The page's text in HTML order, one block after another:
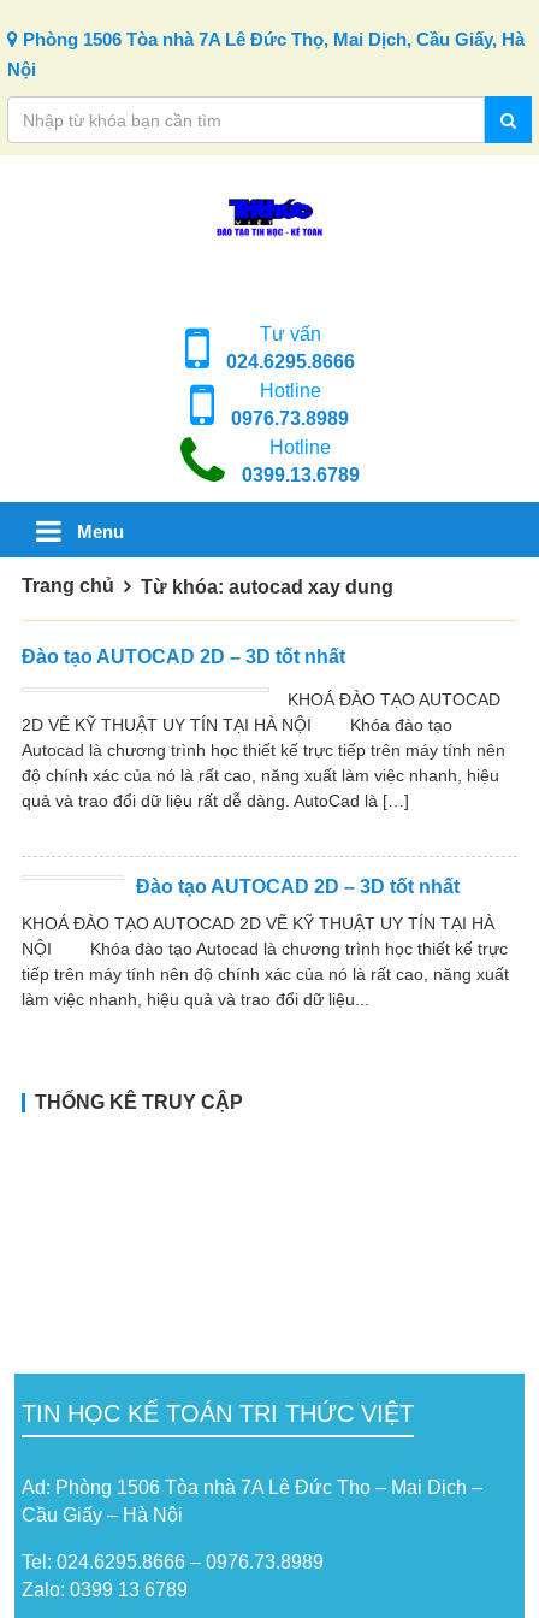
Phòng 1506 Tòa nhà 7A Lê Đức Thọ, Mai Dịch, Cầu Giấy, Hà
Nội
Tư vấn
024.6295.8666
Hotline
0976.73.8989
Hotline
0399.13.6789
Menu
Trang chủ Từ khóa: autocad xay dung
Đào tạo AUTOCAD 2D – 3D tốt nhất
KHOÁ ĐÀO TẠO AUTOCAD
2D VẼ KỸ THUẬT UY TÍN TẠI HÀ NỘI Khóa đào tạo
Autocad là chương trình học thiết kế trực tiếp trên máy tính nên
độ chính xác của nó là rất cao, năng xuất làm việc nhanh, hiệu
quả và trao đổi dữ liệu rất dễ dàng. AutoCad là […]
Đào tạo AUTOCAD 2D – 3D tốt nhất
KHOÁ ĐÀO TẠO AUTOCAD 2D VẼ KỸ THUẬT UY TÍN TẠI HÀ
NỘI Khóa đào tạo Autocad là chương trình học thiết kế trực
tiếp trên máy tính nên độ chính xác của nó là rất cao, năng xuất
làm việc nhanh, hiệu quả và trao đổi dữ liệu...
THỐNG KÊ TRUY CẬP
TIN HỌC KẾ TOÁN TRI THỨC VIỆT
Ad: Phòng 1506 Tòa nhà 7A Lê Đức Thọ – Mai Dịch –
Cầu Giấy – Hà Nội
Tel: 024.6295.8666 – 0976.73.8989
Zalo: 0399 13 6789